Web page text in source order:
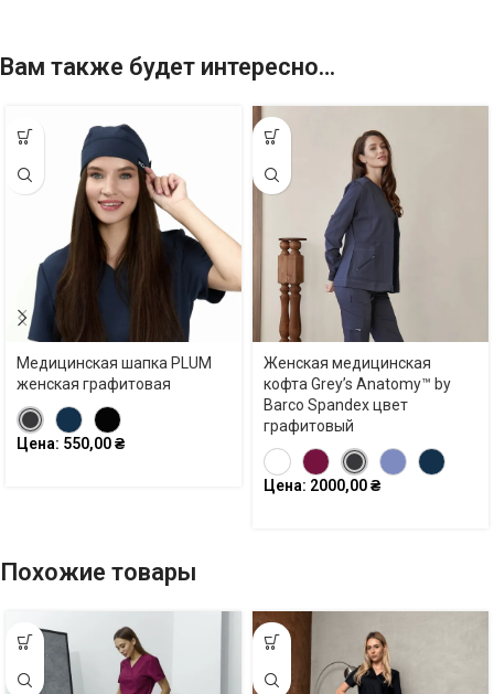
Вам также будет интересно…
Медицинская шапка PLUM
женская графитовая
Цена: 550,00₴
Женская медицинская
кофта Grey’s Anatomy™ by
Barco Spandex цвет
графитовый
Цена: 2000,00₴
Похожие товары